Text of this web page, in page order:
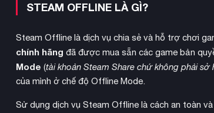
STEAM OFFLINE LÀ GÌ?
Steam Offline là dịch vụ chia sẻ và hỗ trợ chơi
chính hãng đã được mua sẵn các game bản
Mode (tài khoản Steam Share chứ không phải sở
của mình ở chế độ Offline Mode.
Sử dụng dịch vụ Steam Offline là cách an toàn